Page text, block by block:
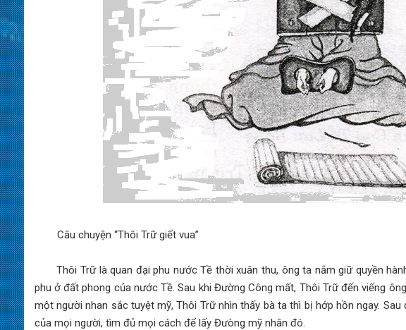
Câu chuyện “Thôi Trữ giết vua”
Thôi Trữ là quan đại phu nước Tề thời xuân thu, ông ta nắm giữ quyền
phu ở đất phong của nước Tề. Sau khi Đường Công mất, Thôi Trữ đến viếng
một người nhan sắc tuyệt mỹ, Thôi Trữ nhìn thấy bà ta thì bị hớp hồn ngay.
của mọi người, tìm đủ mọi cách để lấy Đưòng mỹ nhân đó.